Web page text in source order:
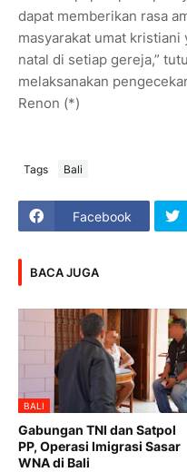
dapat memberikan rasa
masyarakat umat kristiani
natal di setiap gereja,”
melaksanakan
Renon (*)
Tags Bali
Facebook
BACA JUGA
BALI
Gabungan TNI dan Satpol
PP, Operasi Imigrasi Sasar
WNA di Bali